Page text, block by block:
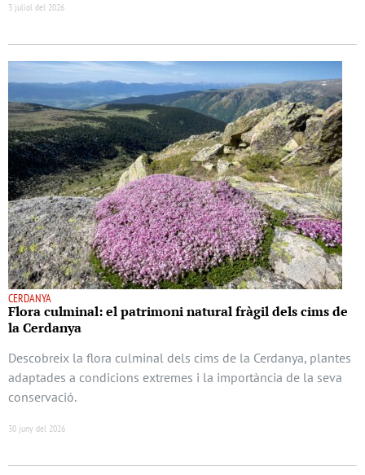
3 juliol del 2026
CERDANYA
Flora culminal: el patrimoni natural fràgil dels cims de
la Cerdanya
Descobreix la flora culminal dels cims de la Cerdanya, plantes
adaptades a condicions extremes i la importància de la seva
conservació.
30 juny del 2026